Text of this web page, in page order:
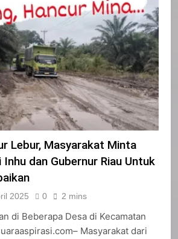
Lebur, Masyarakat Minta
dan Gubernur Riau Untuk
2025 0 2 mins
di Beberapa Desa di Kecamatan
Masyarakat dari